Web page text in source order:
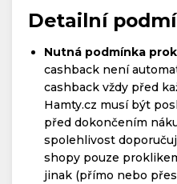
Detailní
Nutná podmínka
cashback není
cashback vždy před
Hamty.cz musí být
před dokončením
spolehlivost
shopy pouze
jinak (přímo nebo